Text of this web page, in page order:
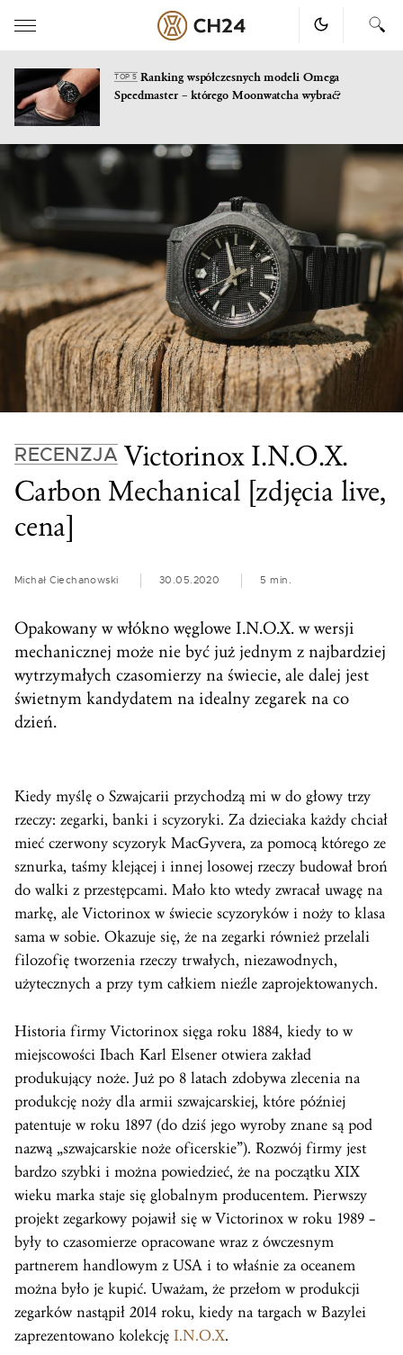
Skip
TOP 5Ranking współczesnych modeli Omega
Speedmaster – którego Moonwatcha wybrać?
RECENZJA Victorinox I.N.O.X.
Carbon Mechanical [zdjęcia live,
cena]
Michał Ciechanowski 30.05.2020 5 min.
Opakowany w włókno węglowe I.N.O.X. w wersji
mechanicznej może nie być już jednym z najbardziej
wytrzymałych czasomierzy na świecie, ale dalej jest
świetnym kandydatem na idealny zegarek na co
dzień.
Kiedy myślę o Szwajcarii przychodzą mi w do głowy trzy
rzeczy: zegarki, banki i scyzoryki. Za dzieciaka każdy chciał
mieć czerwony scyzoryk MacGyvera, za pomocą którego ze
sznurka, taśmy klejącej i innej losowej rzeczy budował broń
do walki z przestępcami. Mało kto wtedy zwracał uwagę na
markę, ale Victorinox w świecie scyzoryków i noży to klasa
sama w sobie. Okazuje się, że na zegarki również przelali
filozofię tworzenia rzeczy trwałych, niezawodnych,
użytecznych a przy tym całkiem nieźle zaprojektowanych.
Historia firmy Victorinox sięga roku 1884, kiedy to w
miejscowości Ibach Karl Elsener otwiera zakład
produkujący noże. Już po 8 latach zdobywa zlecenia na
produkcję noży dla armii szwajcarskiej, które później
patentuje w roku 1897 (do dziś jego wyroby znane są pod
nazwą „szwajcarskie noże oficerskie”). Rozwój firmy jest
bardzo szybki i można powiedzieć, że na początku XIX
wieku marka staje się globalnym producentem. Pierwszy
projekt zegarkowy pojawił się w Victorinox w roku 1989 –
były to czasomierze opracowane wraz z ówczesnym
partnerem handlowym z USA i to właśnie za oceanem
można było je kupić. Uważam, że przełom w produkcji
zegarków nastąpił 2014 roku, kiedy na targach w Bazylei
zaprezentowano kolekcję I.N.O.X.